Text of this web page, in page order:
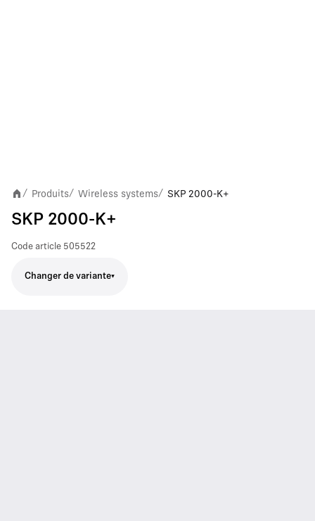
/ Produits/ Wireless systems/ SKP 2000-K+
SKP 2000-K+
Code article 505522
Changer de variante